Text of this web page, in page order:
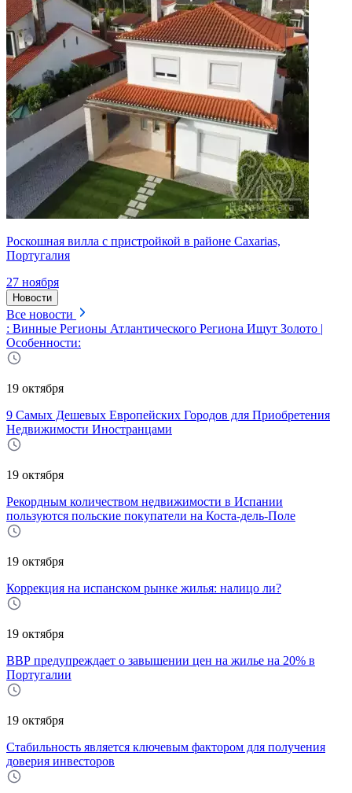
Роскошная вилла с пристройкой в районе Caxarias,
Португалия
27 ноября
Новости
Все новости
: Винные Регионы Атлантического Региона Ищут Золото |
Особенности:
19 октября
9 Самых Дешевых Европейских Городов для Приобретения
Недвижимости Иностранцами
19 октября
Рекордным количеством недвижимости в Испании
пользуются польские покупатели на Коста-дель-Поле
19 октября
Коррекция на испанском рынке жилья: налицо ли?
19 октября
ВВР предупреждает о завышении цен на жилье на 20% в
Португалии
19 октября
Стабильность является ключевым фактором для получения
доверия инвесторов